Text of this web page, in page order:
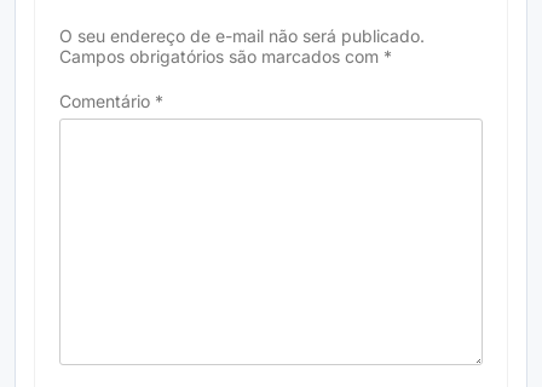
O seu endereço de e-mail não será publicado.
Campos obrigatórios são marcados com *
Comentário *